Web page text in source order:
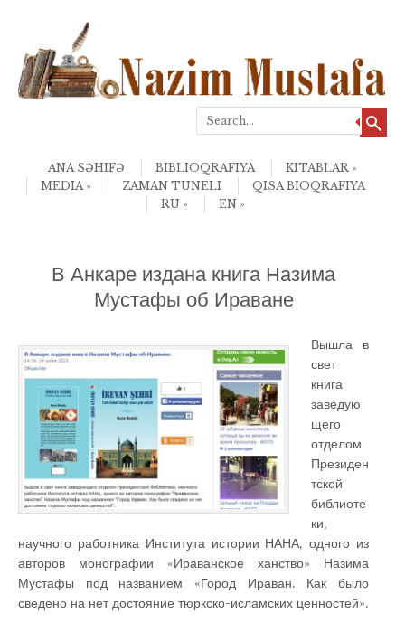
Search
Menu
ANA SƏHIFƏ BIBLIOQRAFIYA
KITABLAR
MEDIA
ZAMAN TUNELI
QISA BIOQRAFIYA
RU
EN
В Анкаре издана книга Назима
Мустафы об Ираване
Вышла в
свет
книга
заведую
щего
отделом
Президен
тской
библиоте
ки,
научного работника Института истории НАНА, одного из
авторов монографии «Ираванское ханство» Назима
Мустафы под названием «Город Ираван. Как было
сведено на нет достояние тюркско-исламских ценностей».